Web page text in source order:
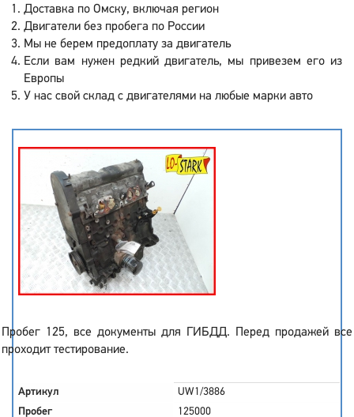
Доставка по Омску, включая регион
Двигатели без пробега по России
Мы не берем предоплату за двигатель
Если вам нужен редкий двигатель, мы привезем его из
Европы
У нас свой склад с двигателями на любые марки авто
Пробег 125, все документы для ГИБДД. Перед продажей все
проходит тестирование.
Артикул
UW1/3886
Пробег
125000